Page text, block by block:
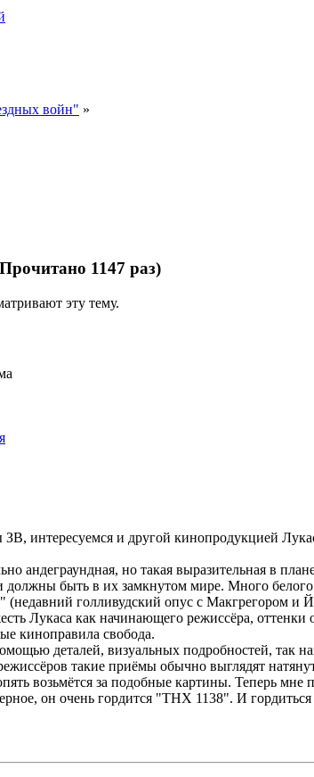
войн" »
1147 раз)
эту тему.
интересуемся и другой кинопродукцией
андеграундная, но такая выразительная в
должны быть в их замкнутом мире. Много
голливудский опус с Макгрегором и
Лукаса как начинающего режиссёра,
киноправила свобода.
деталей, визуальных подробностей, так
такие приёмы обычно выглядят
возьмётся за подобные картины. Теперь
он очень гордится "ТНХ 1138". И гордиться